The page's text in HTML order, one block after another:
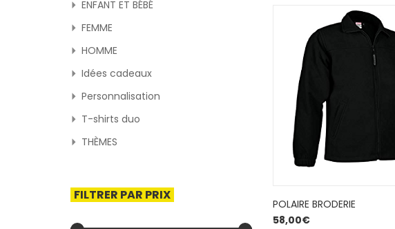
ENFANT ET BÉBÉ
FEMME
HOMME
Idées cadeaux
Personnalisation
T-shirts duo
THÈMES
FILTRER PAR PRIX
POLAIRE BRODERIE
58,00€